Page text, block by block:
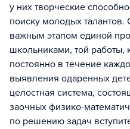
у них творческие
поиску молодых
важным этапом единой
школьниками, той работы,
постоянно в течение
выявления одаренных
целостная система,
заочных физико-
по решению задач